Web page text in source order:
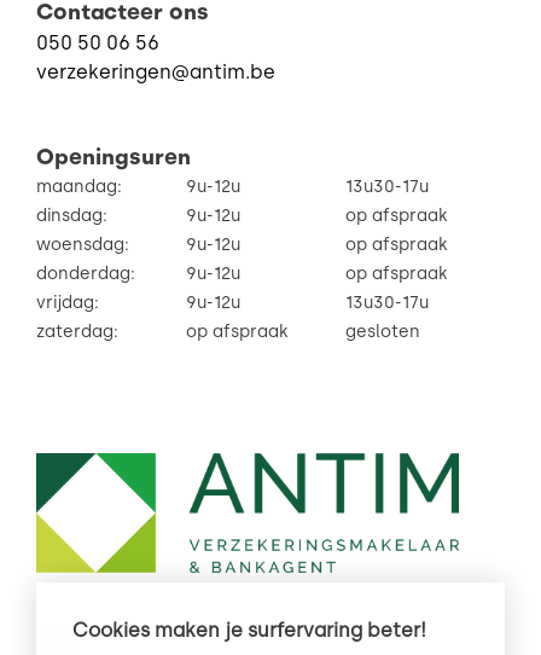
Contacteer ons
050 50 06 56
verzekeringen@antim.be
Openingsuren
maandag: 9u-12u
13u30-17u
dinsdag:
9u-12u
op afspraak
woensdag:
9u-12u
op afspraak
donderdag:
9u-12u
op afspraak
vrijdag:
9u-12u
13u30-17u
zaterdag:
op afspraak gesloten
Cookies maken je surfervaring beter!